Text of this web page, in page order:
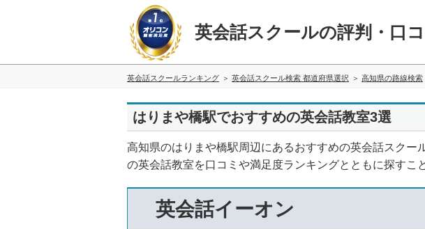
英会話スクールの評判・口コ
英会話スクールランキング 英会話スクール検索 都道府県選択 高知県の路線検索
はりまや橋駅でおすすめの英会話教室3選
高知県のはりまや橋駅周辺にあるおすすめの英会話スク
の英会話教室を口コミや満足度ランキングとともに探すこ
英会話イーオン